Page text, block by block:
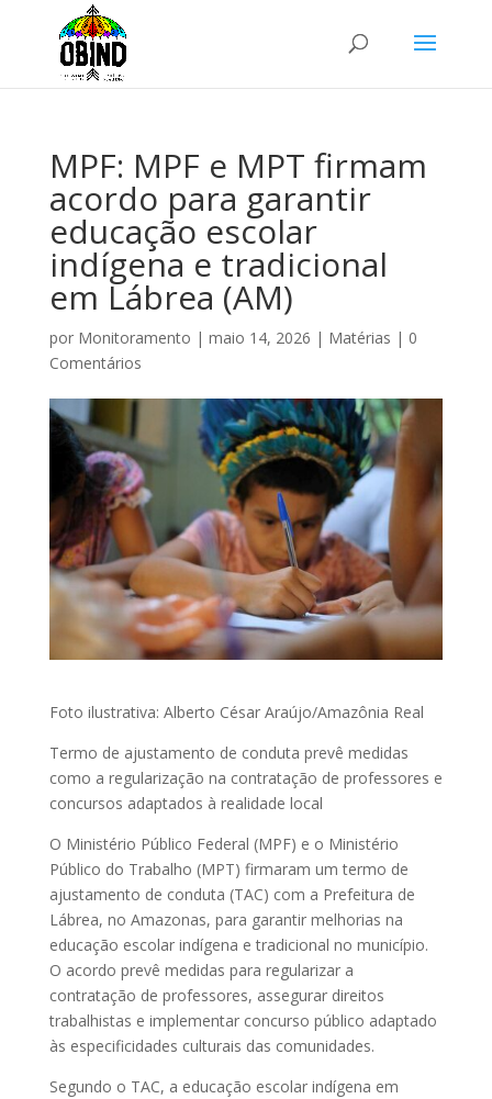
MPF: MPF e MPT firmam
acordo para garantir
educação escolar
indígena e tradicional
em Lábrea (AM)
por Monitoramento | maio 14, 2026 | Matérias | 0
Comentários
Foto ilustrativa: Alberto César Araújo/Amazônia Real
Termo de ajustamento de conduta prevê medidas
como a regularização na contratação de professores e
concursos adaptados à realidade local
O Ministério Público Federal (MPF) e o Ministério
Público do Trabalho (MPT) firmaram um termo de
ajustamento de conduta (TAC) com a Prefeitura de
Lábrea, no Amazonas, para garantir melhorias na
educação escolar indígena e tradicional no município.
O acordo prevê medidas para regularizar a
contratação de professores, assegurar direitos
trabalhistas e implementar concurso público adaptado
às especificidades culturais das comunidades.
Segundo o TAC, a educação escolar indígena em